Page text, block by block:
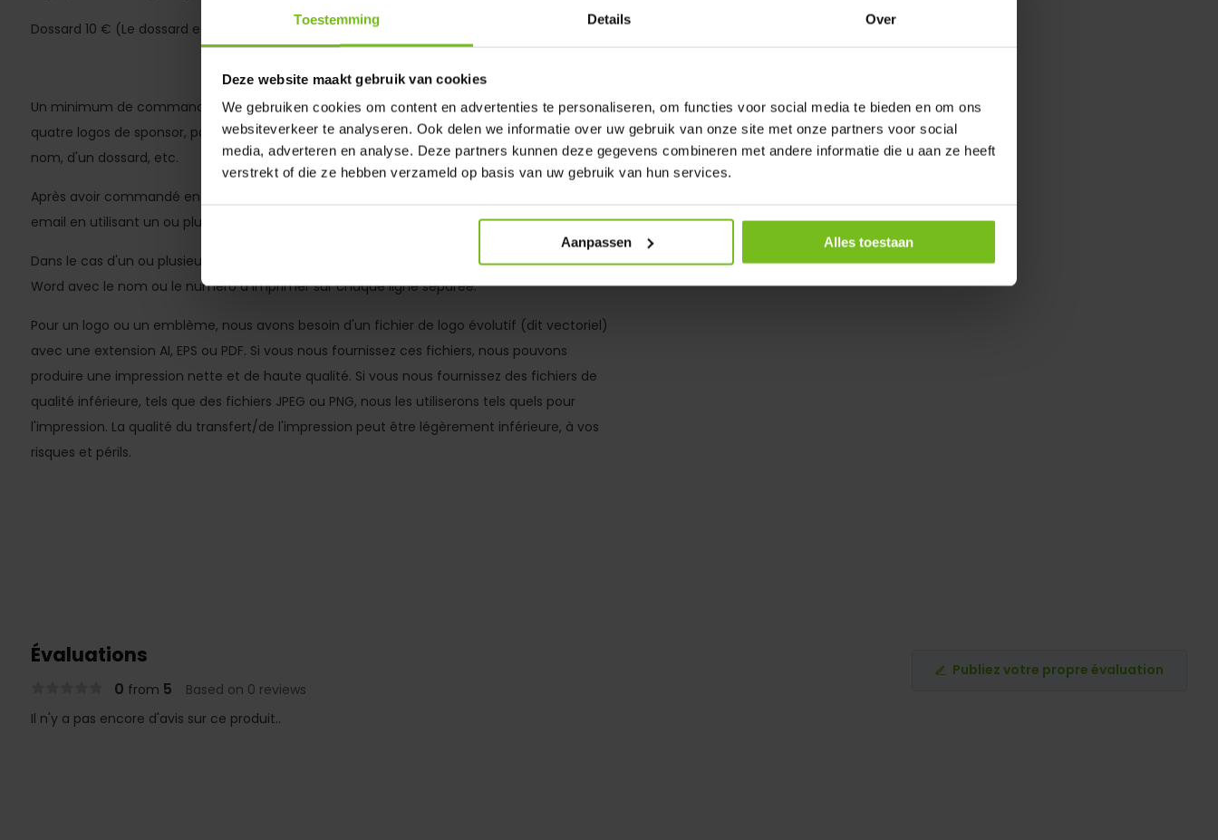
Toestemming Details Over
Deze website maakt gebruik van cookies
We gebruiken cookies om content en advertenties te personaliseren, om functies voor social media te bieden en om ons
websiteverkeer te analyseren. Ook delen we informatie over uw gebruik van onze site met onze partners voor social
media, adverteren en analyse. Deze partners kunnen deze gegevens combineren met andere informatie die u aan ze heeft
verstrekt of die ze hebben verzameld op basis van uw gebruik van hun services.
Aanpassen Alles toestaan
Dossard 10 € (Le dossard est en grand au dos)
Un minimum de commande de 40 € est requis pour cet article. Vous pouvez commander
quatre logos de sponsor, par exemple, ou une combinaison d'un logo de sponsor, d'un
nom, d'un dossard, etc.
Après avoir commandé en boutique, vous devez fournir vous-même l'impression par
email en utilisant un ou plusieurs fichiers
Dans le cas d'un ou plusieurs noms ou numéros, nous devons recevoir ceci dans un fichier
Word avec le nom ou le numéro à imprimer sur chaque ligne séparée.
Pour un logo ou un emblème, nous avons besoin d'un fichier de logo évolutif (dit vectoriel)
avec une extension AI, EPS ou PDF. Si vous nous fournissez ces fichiers, nous pouvons
produire une impression nette et de haute qualité. Si vous nous fournissez des fichiers de
qualité inférieure, tels que des fichiers JPEG ou PNG, nous les utiliserons tels quels pour
l'impression. La qualité du transfert/de l'impression peut être légèrement inférieure, à vos
risques et périls.
Évaluations
0 from 5 Based on 0 reviews
Publiez votre propre évaluation
Il n'y a pas encore d'avis sur ce produit..